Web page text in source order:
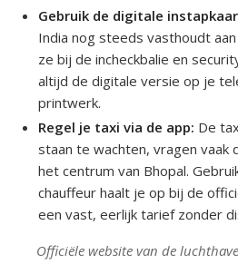
Gebruik de digitale
India nog steeds vasthoudt
ze bij de incheckbalie en
altijd de digitale versie op je
printwerk.
Regel je taxi via de app: De
staan te wachten, vragen
het centrum van Bhopal.
chauffeur haalt je op bij de
een vast, eerlijk tarief zonder
Officiële website van de